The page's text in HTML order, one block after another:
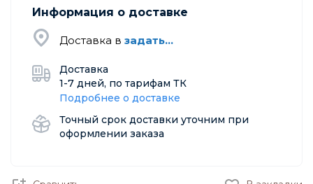
Информация о доставке
Доставка в задать...
Доставка
1-7 дней, по тарифам ТК
Подробнее о доставке
Точный срок доставки уточним при
оформлении заказа